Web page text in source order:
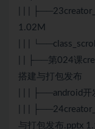
| | |
1.02M
| | |
| | ├──第024课
搭建与打包发布
| | | ├──android开
| | |
与打包发布.pptx